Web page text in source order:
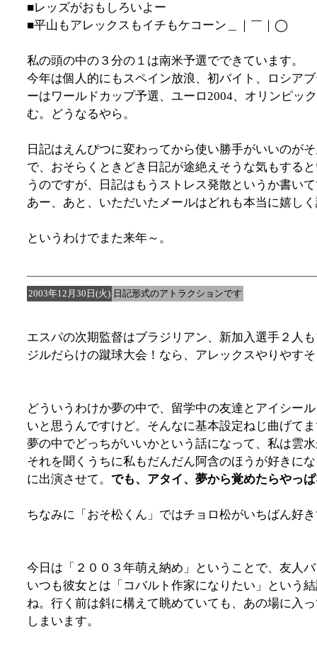
■レッズがおもしろいよー
■平山もアレックスもイチもケコーン＿｜￣｜◯
私の頭の中の３分の１は南米予選でできています。
今年は個人的にもスペイン放浪、初バイト、ロシア
ーはワールドカップ予選、ユーロ2004、オリンピッ
む。どうなるやら。
日記はえんぴつに変わってから使い勝手がいいのが
で、おそらくときどき日記が途絶えそうな気もする
うのですが、日記はもうストレス発散というか書い
あー、あと、いただいたメールはどれも本当に嬉し
というわけでまた来年～。
2003年12月30日(火) 日記形式のアトラクションです
エスパの次期監督はブラジリアン、新加入選手２人
ジルだらけの蹴球大会！なら、アレックスやりやす
どういうわけか夢の中で、留学中の友達とアイシー
いと思うんですけど。そんなに基本設定ねじ曲げて
夢の中でどっちがいいかという話になって、私は雲
それを聞くうちに私もだんだん阿含のほうが好きに
に出演させて。 でも、アタイ、夢から覚めたらやっ
ちなみに「おそ松くん」ではチョロ松がいちばん好
今日は「２００３年萌え納め」ということで、友人
いつも彼女とは「コバルト作家になりたい」という
ね。行く前は斜に構えて眺めていても、あの場に入
しまいます。